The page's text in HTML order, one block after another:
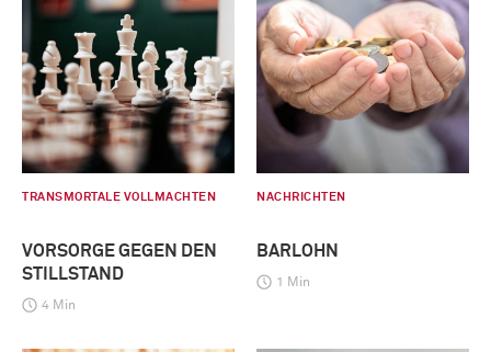
TRANSMORTALE VOLLMACHTEN
VORSORGE GEGEN DEN
STILLSTAND
4 Min
NACHRICHTEN
BARLOHN
1 Min